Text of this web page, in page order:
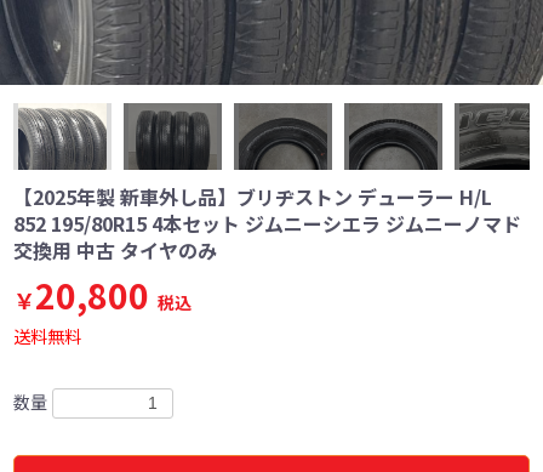
【2025年製 新車外し品】ブリヂストン デューラー H/L
852 195/80R15 4本セット ジムニーシエラ ジムニーノマド
交換用 中古 タイヤのみ
￥20,800 税込
送料無料
数量